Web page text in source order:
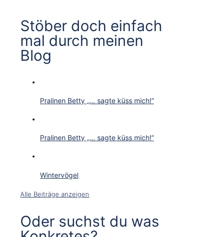
Stöber doch einfach
mal durch meinen
Blog
Pralinen Betty „… sagte küss mich!“
Pralinen Betty „… sagte küss mich!“
Wintervögel
Alle Beiträge anzeigen
Oder suchst du was